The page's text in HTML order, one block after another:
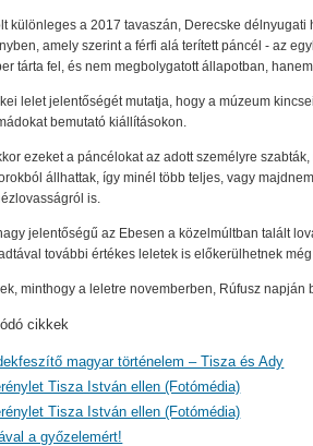
különleges a 2017 tavaszán, Derecske
amely szerint a férfi alá terített páncél - az
tárta fel, és nem megbolygatott állapotban,
lelet jelentőségét mutatja, hogy a múzeum
bemutató kiállításokon.
ezeket a páncélokat az adott személyre
állhattak, így minél több teljes, vagy
is.
jelentőségű az Ebesen a közelmúltban talált
további értékes leletek is előkerülhetnek
minthogy a leletre novemberben, Rúfusz
cikkek
magyar történelem – Tisza és Ady
Tisza István ellen (Fotómédia)
Tisza István ellen (Fotómédia)
a győzelemért!